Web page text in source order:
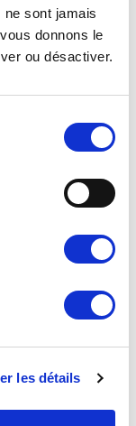
sont jamais
donnons le
ou désactiver.
les détails
EN STOCK
4.90 € TTC
AU PANIER